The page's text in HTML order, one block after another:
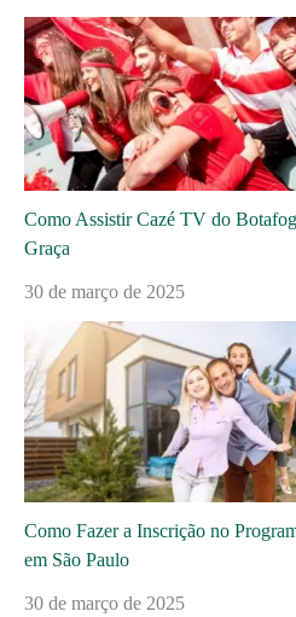
Como Assistir Cazé TV do
Graça
30 de março de 2025
Como Fazer a Inscrição no
em São Paulo
30 de março de 2025